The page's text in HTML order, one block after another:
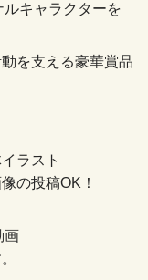
キャラクターを
を支える豪華賞品
ラスト
の投稿OK！
画